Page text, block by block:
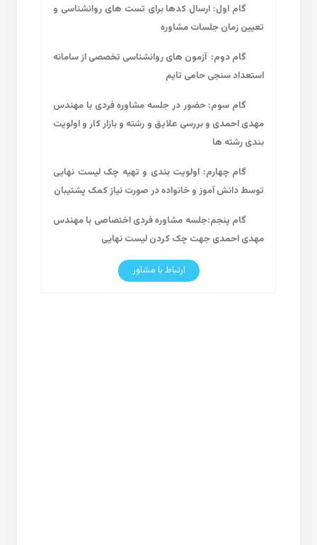
گام اول: ارسال کدها برای تست های روانشناسی و
تعیین زمان جلسات مشاوره
گام دوم: آزمون های روانشناسی تخصصی از سامانه
استعداد سنجی حامی تایم
گام سوم: حضور در جلسه مشاوره فردی با مهندس
مهدی احمدی و بررسی علایق و رشته و بازار کار و اولویت
بندی رشته ها
گام چهارم: اولویت بندی و تهیه چک لیست نهایی
توسط دانش آموز و خانواده در صورت نیاز کمک پشتیبان
گام پنجم:جلسه مشاوره فردی اختصاصی با مهندس
مهدی احمدی جهت چک کردن لیست نهایی
ارتباط با مشاور